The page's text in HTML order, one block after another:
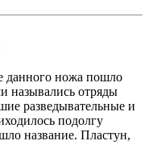
данного ножа пошло
назывались отряды
разведывательные и
подолгу
название. Пластун,